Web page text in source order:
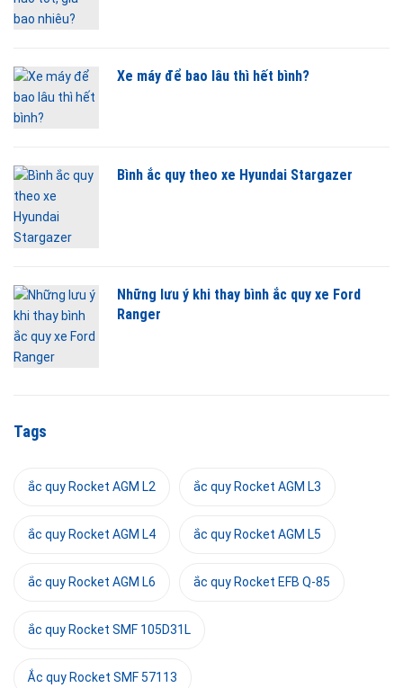
Xe máy để bao lâu thì hết bình?
Bình ắc quy theo xe Hyundai Stargazer
Những lưu ý khi thay bình ắc quy xe Ford
Ranger
Tags
ắc quy Rocket AGM L2 ắc quy Rocket AGM L3
ắc quy Rocket AGM L4 ắc quy Rocket AGM L5
ắc quy Rocket AGM L6 ắc quy Rocket EFB Q-85
ắc quy Rocket SMF 105D31L
Ắc quy Rocket SMF 57113